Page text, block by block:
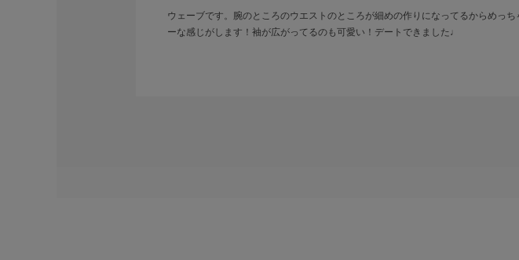
ウェーブです。腕のところのウエストのところが細めの作りになってるからめっ
ーな感じがします！袖が広がってるのも可愛い！デートできました♩